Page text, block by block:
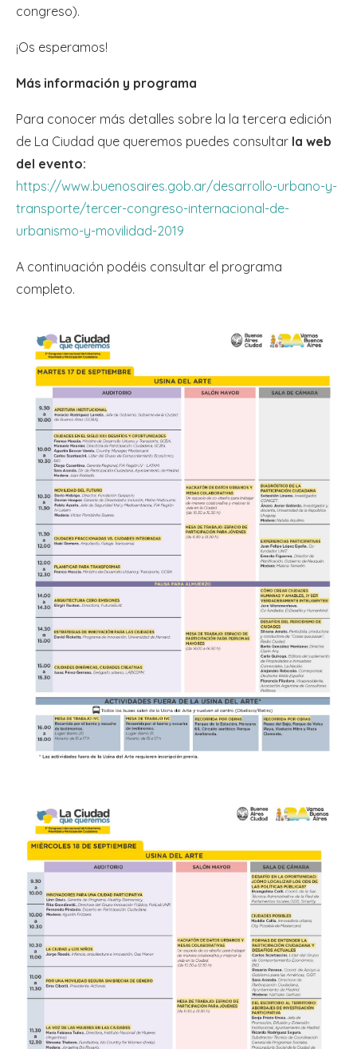
congreso).
¡Os esperamos!
Más información y programa
Para conocer más detalles sobre la la tercera edición
de La Ciudad que queremos puedes consultar la web
del evento:
https://www.buenosaires.gob.ar/desarrollo-urbano-y-
transporte/tercer-congreso-internacional-de-
urbanismo-y-movilidad-2019
A continuación podéis consultar el programa
completo.